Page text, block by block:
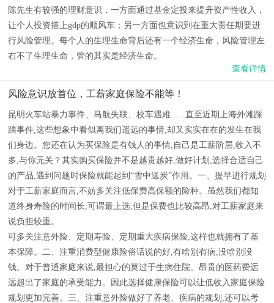
陈先生有较强的理财意识，一方面通过基金定投来提升资产性收入，
让个人投资搭上gdp的顺风车；另一方面也意识到在重大责任期要进
行风险管理。每个人的生理生命背后还有一个经济生命，风险管理左
右不了生理生命，管的其实是经济生命。
查看详情
风险意识放首位，工薪家庭保险不能等！
昆明火车站暴力事件、马航失联、校车遇难......直至近期上海外滩踩
踏事件,这些想象中看似离我们遥远的事情,却又实实在在的发生在我
们身边。您还在认为买保险是有钱人的事情,自己是工薪阶层,收入不
多,与你无关？其实购买保险并不是越贵越好,做好计划,选择合适自己
的产品,遇到问题时保险就能起到“雪中送炭”作用。一、提早进行规划
对于工薪家庭而言,不妨多关注低保费高保额的险种。虽然我们都知
道终身寿险的时间长,可谓最上选,但是保费也比较高昂,对工薪家庭来
说负担较重。
可多关注意外险、定期寿险、定期重大疾病保险,这样也就拥有了基
本保障。二、注重消费型健康险俗话说的好,有啥别有病,没啥别没
钱。对于普通家庭来说,最担心的莫过于生病住院。昂贵的医药费远
远超出了家庭的承受能力。因此选择健康保险可以让低收入家庭保险
规划更加完善。三、注重意外险做好了养老、疾病的规划,还可以考